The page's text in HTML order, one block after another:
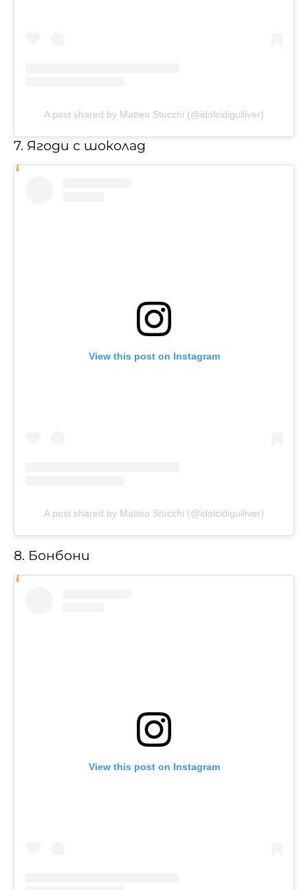
A post shared by Matteo Stucchi (@idolcidigulliver)
7. Ягоди с шоколад
View this post on Instagram
A post shared by Matteo Stucchi (@idolcidigulliver)
8. Бонбони
View this post on Instagram